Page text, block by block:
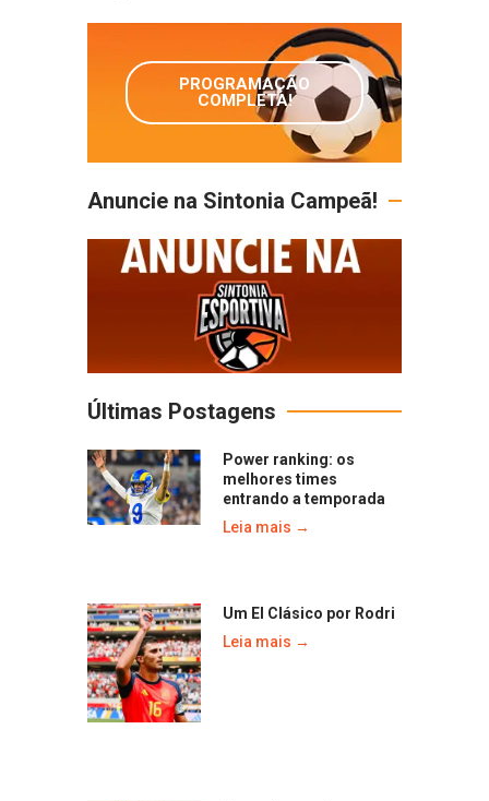
PROGRAMAÇÃO
COMPLETA!
Anuncie na Sintonia Campeã!
Últimas Postagens
Power ranking: os
melhores times
entrando a temporada
Leia mais →
Um El Clásico por Rodri
Leia mais →